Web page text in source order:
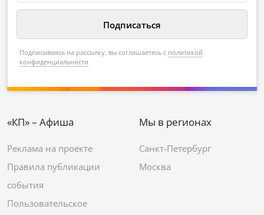
Подписываясь на рассылку, вы соглашаетесь с политикой
конфиденциальности
«КП» – Афиша
Реклама на проекте
Правила публикации
события
Пользовательское
Мы в регионах
Санкт-Петербург
Москва